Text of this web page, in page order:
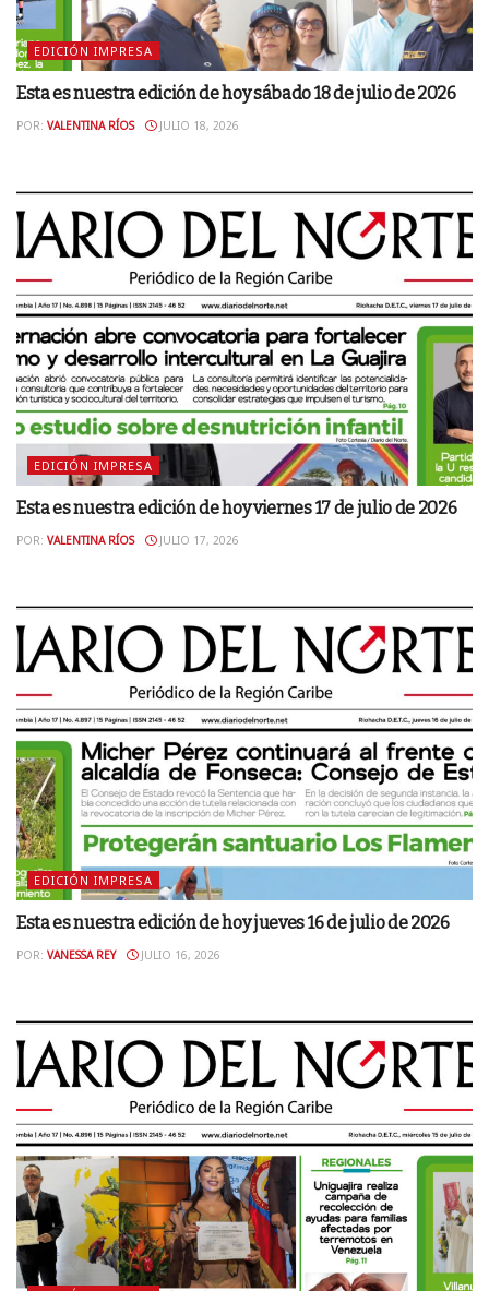
EDICIÓN IMPRESA
Esta es nuestra edición de hoy sábado 18 de julio de 2026
POR: VALENTINA RÍOS JULIO 18, 2026
EDICIÓN IMPRESA
Esta es nuestra edición de hoy viernes 17 de julio de 2026
POR: VALENTINA RÍOS JULIO 17, 2026
EDICIÓN IMPRESA
Esta es nuestra edición de hoy jueves 16 de julio de 2026
POR: VANESSA REY JULIO 16, 2026